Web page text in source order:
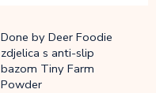
Done by Deer Foodie
zdjelica s anti-slip
bazom Tiny Farm
Powder